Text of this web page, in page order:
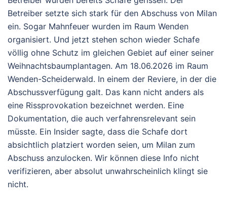
Betreiber setzte sich stark für den Abschuss von Milan
ein. Sogar Mahnfeuer wurden im Raum Wenden
organisiert. Und jetzt stehen schon wieder Schafe
völlig ohne Schutz im gleichen Gebiet auf einer seiner
Weihnachtsbaumplantagen. Am 18.06.2026 im Raum
Wenden-Scheiderwald. In einem der Reviere, in der die
Abschussverfügung galt. Das kann nicht anders als
eine Rissprovokation bezeichnet werden. Eine
Dokumentation, die auch verfahrensrelevant sein
müsste. Ein Insider sagte, dass die Schafe dort
absichtlich platziert worden seien, um Milan zum
Abschuss anzulocken. Wir können diese Info nicht
verifizieren, aber absolut unwahrscheinlich klingt sie
nicht.